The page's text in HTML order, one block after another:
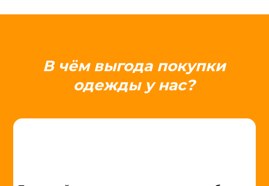
В чём выгода покупки
одежды у нас?